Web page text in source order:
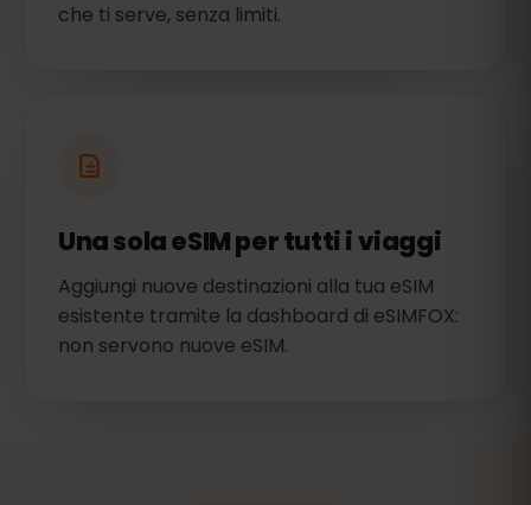
che ti serve, senza limiti.
Una sola eSIM per tutti i viaggi
Aggiungi nuove destinazioni alla tua eSIM
esistente tramite la dashboard di eSIMFOX:
non servono nuove eSIM.